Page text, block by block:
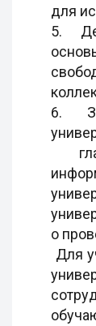
для
5.
6.
о
Для